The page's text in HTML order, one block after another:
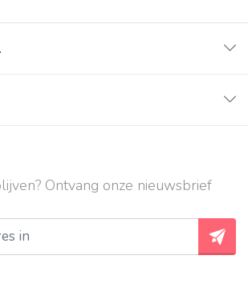
Ontvang onze nieuwsbrief